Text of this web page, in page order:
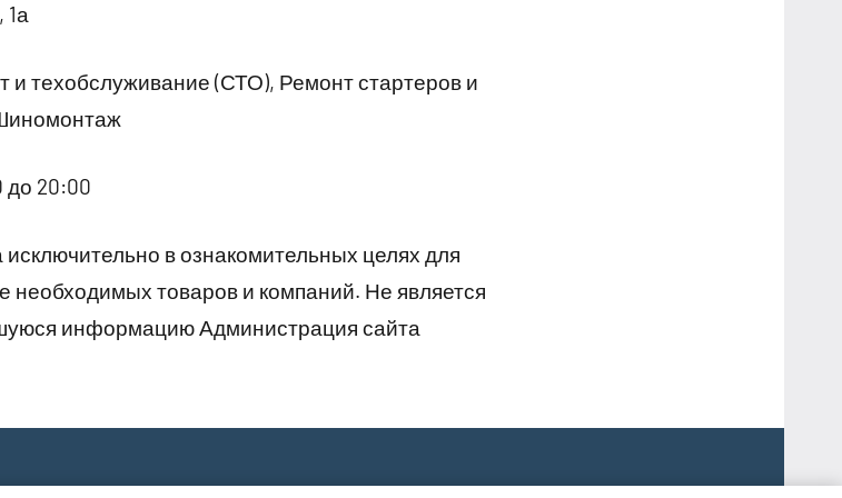
1а
и техобслуживание (СТО), Ремонт стартеров и
до 20:00
в ознакомительных целях для
необходимых товаров и компаний. Не является
информацию Администрация сайта